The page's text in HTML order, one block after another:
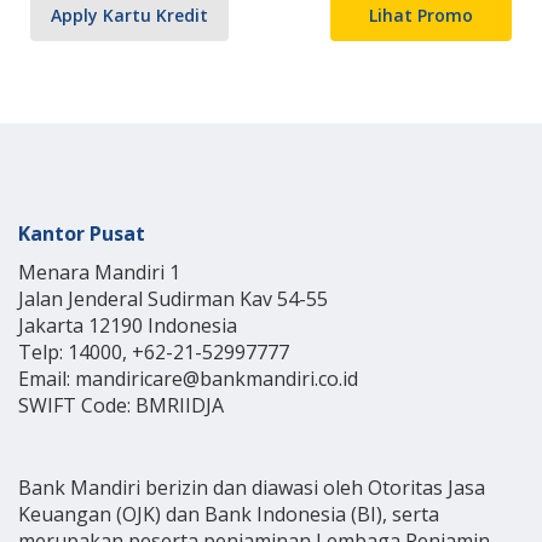
Apply Kartu Kredit Lihat Promo
Kantor Pusat
Menara Mandiri 1
Jalan Jenderal Sudirman Kav 54-55
Jakarta 12190 Indonesia
Telp: 14000, +62-21-52997777
Email: mandiricare@bankmandiri.co.id
SWIFT Code: BMRIIDJA
Bank Mandiri berizin dan diawasi oleh Otoritas Jasa
Keuangan (OJK) dan Bank Indonesia (BI), serta